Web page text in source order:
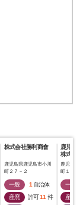
株式会社勝利商會
鹿児島県鹿児島市小川
町２７－２
一般 1 自治体
産廃
許可11 件
鹿児島
株式会社
鹿児島県
町１３－
一般
産廃